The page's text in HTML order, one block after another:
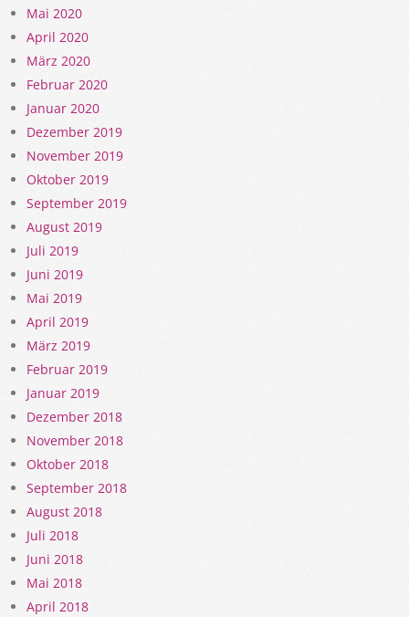
Mai 2020
April 2020
März 2020
Februar 2020
Januar 2020
Dezember 2019
November 2019
Oktober 2019
September 2019
August 2019
Juli 2019
Juni 2019
Mai 2019
April 2019
März 2019
Februar 2019
Januar 2019
Dezember 2018
November 2018
Oktober 2018
September 2018
August 2018
Juli 2018
Juni 2018
Mai 2018
April 2018